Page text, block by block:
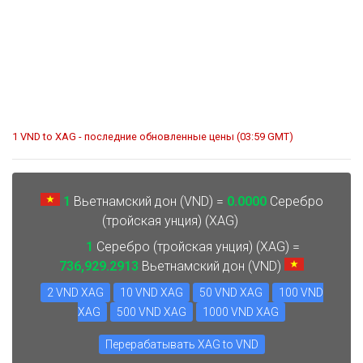
1 VND to XAG - последние обновленные цены (03:59 GMT)
1 Вьетнамский дон (VND) = 0.0000Серебро
(тройская унция) (XAG)
1 Серебро (тройская унция) (XAG) =
736,929.2913 Вьетнамский дон (VND)
2 VND XAG 10 VND XAG 50 VND XAG
100 VND
XAG
500 VND XAG 1000 VND XAG
Перерабатывать XAG to VND